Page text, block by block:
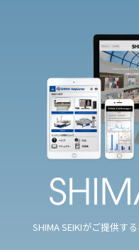
SHIMA SEIKIがご提供す